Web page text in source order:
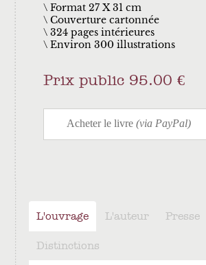
\ Format 27 X 31 cm
Couverture cartonnée
324 pages intérieures
Environ 300 illustrations
Prix public 95.00 €
L'ouvrage L'auteur Presse
Distinctions